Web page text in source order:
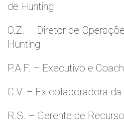
de Hunting
O.Z. – Diretor de
Hunting
P.A.F. – Executivo e
C.V. – Ex colaboradora da
R.S. – Gerente de